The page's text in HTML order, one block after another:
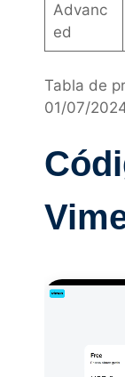
Advanc
ed
Tabla de
01/07/